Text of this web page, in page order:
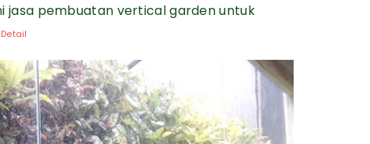
jasa pembuatan vertical garden untuk